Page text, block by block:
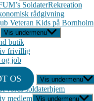
SoldaterRekreation
rådgivning
Veteran Kids på Bornholm
Vis undermenu
butik
frivillig
job
OS Vis undermenu
vores soldaterhjem
medlem Vis undermenu